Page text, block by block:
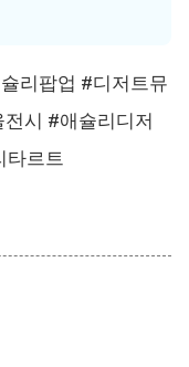
리팝업 #디저트뮤
시 #애슐리디저
타르트